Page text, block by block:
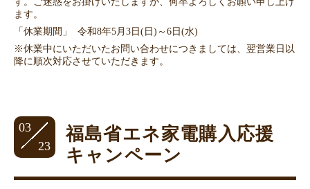
ます。
「休業期間」 令和8年5月3日(日)～6日(水)
※休業中にいただいたお問い合わせにつきましては、翌営業日以
降に順次対応させていただきます。
03
23
福島省エネ家電購入応援
キャンペーン